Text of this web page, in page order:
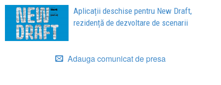
Aplicații deschise pentru New Draft,
rezidență de dezvoltare de scenarii
Adauga comunicat de presa